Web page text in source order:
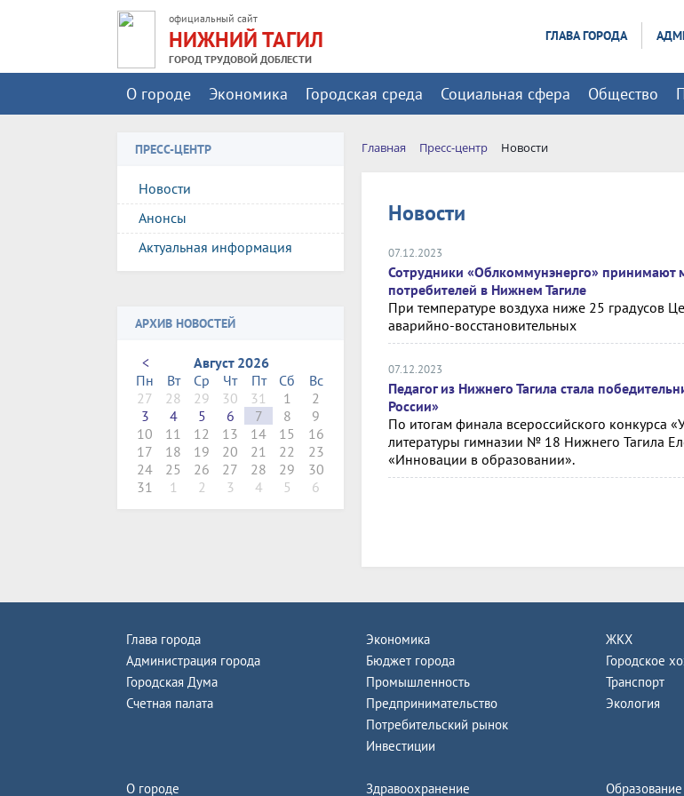
официальный сайт
НИЖНИЙ ТАГИЛ
ГОРОД ТРУДОВОЙ ДОБЛЕСТИ
ГЛАВА ГОРОДА
О городе Экономика Городская среда Социальная сфера Общество
ПРЕСС-ЦЕНТР
Новости
Анонсы
Актуальная информация
АРХИВ НОВОСТЕЙ
<
Август 2026
Пн
Вт Ср Чт Пт Сб
Вс
27
28 29 30 31 1
2
3
4 5 6 7 8
9
10
11 12 13 14 15
16
17
18 19 20 21 22
23
24
25 26 27 28 29
30
31
1 2 3 4 5 6
Главная Пресс-центр Новости
Новости
07.12.2023
Сотрудники «Облкоммунэнерго» принимают
потребителей в Нижнем Тагиле
При температуре воздуха ниже 25 градусов
аварийно-восстановительных
07.12.2023
Педагог из Нижнего Тагила стала
России»
По итогам финала всероссийского конкурса
литературы гимназии № 18 Нижнего Тагила
«Инновации в образовании».
Глава города
Администрация города
Городская Дума
Счетная палата
Экономика
Бюджет города
Промышленность
Предпринимательство
Потребительский рынок
Инвестиции
ЖКХ
Городское
Транспорт
Экология
О городе Здравоохранение Образование